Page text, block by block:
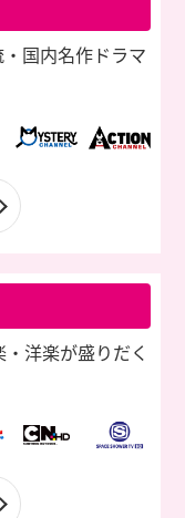
国内名作ドラマ
・洋楽が盛りだく